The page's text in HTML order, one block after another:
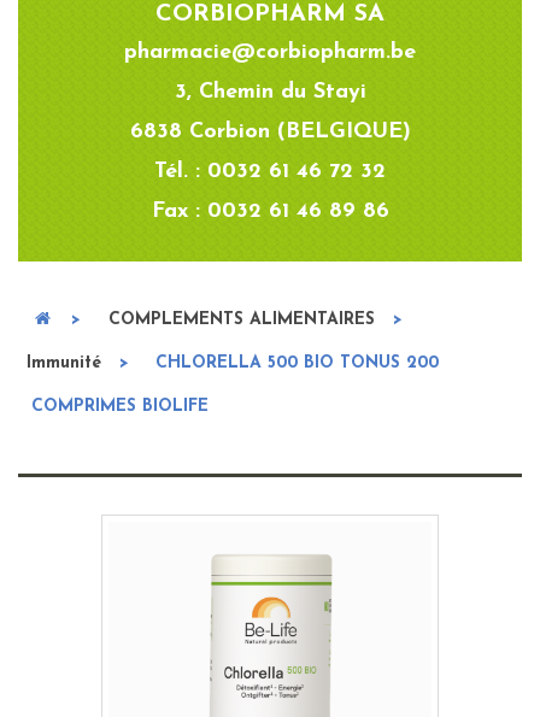
CORBIOPHARM SA
pharmacie@corbiopharm.be
3, Chemin du Stayi
6838 Corbion (BELGIQUE)
Tél. : 0032 61 46 72 32
Fax : 0032 61 46 89 86
> COMPLEMENTS ALIMENTAIRES >
Immunité > CHLORELLA 500 BIO TONUS 200
COMPRIMES BIOLIFE